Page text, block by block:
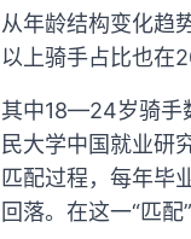
从年龄结构变化趋
以上骑手占比也在
其中18—24岁骑手
民大学中国就业研
匹配过程，每年毕
回落。在这一“匹